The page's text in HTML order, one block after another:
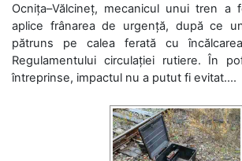
Ocnița–Vălcineț, mecanicul unui tren a
aplice frânarea de urgență, după ce
pătruns pe calea ferată cu
Regulamentului circulației rutiere. În
întreprinse, impactul nu a putut fi evitat....